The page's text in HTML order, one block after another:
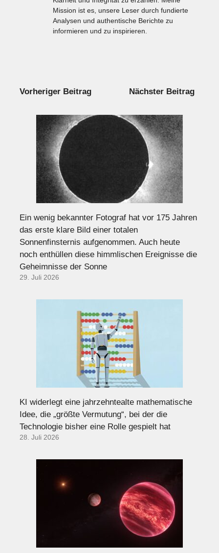
Mission ist es, unsere Leser durch fundierte
Analysen und authentische Berichte zu
informieren und zu inspirieren.
Vorheriger Beitrag Nächster Beitrag
Ein wenig bekannter Fotograf hat vor 175 Jahren
das erste klare Bild einer totalen
Sonnenfinsternis aufgenommen. Auch heute
noch enthüllen diese himmlischen Ereignisse die
Geheimnisse der Sonne
29. Juli 2026
KI widerlegt eine jahrzehntealte mathematische
Idee, die „größte Vermutung“, bei der die
Technologie bisher eine Rolle gespielt hat
28. Juli 2026